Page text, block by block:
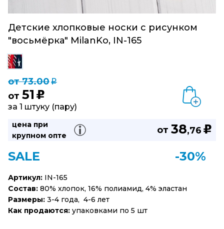
Детские хлопковые носки с рисунком
"восьмёрка" MilanKo, IN-165
от 73.00q
от 51 u
за 1 штуку (пару)
цена при
крупном опте
от 38,76 u
SALE -30%
Артикул: IN-165
Состав: 80% хлопок, 16% полиамид, 4% эластан
Размеры: 3-4 года, 4-6 лет
Как продаются: упаковками по 5 шт